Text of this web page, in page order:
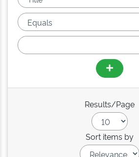
Results/Page
Sort items by